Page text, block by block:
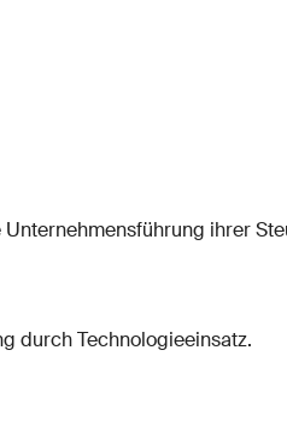
ihrer
durch Technologieeinsatz.